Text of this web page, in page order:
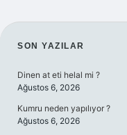
SIDEBAR
SON YAZILAR
Dinen at eti helal mi ?
Ağustos 6, 2026
Kumru neden yapılıyor ?
Ağustos 6, 2026